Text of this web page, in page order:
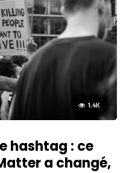
1.4K
hashtag : ce
a changé,